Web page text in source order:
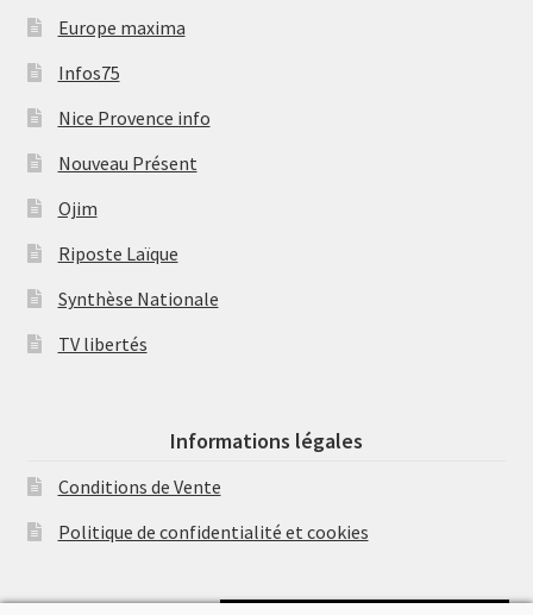
Europe maxima
Infos75
Nice Provence info
Nouveau Présent
Ojim
Riposte Laïque
Synthèse Nationale
TV libertés
Informations légales
Conditions de Vente
Politique de confidentialité et cookies